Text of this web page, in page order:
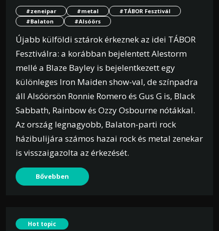
#zeneipar #metal
#TÁBOR Fesztivál
#Balaton
#Alsóörs
Újabb külföldi sztárok érkeznek az idei TÁBOR
Fesztiválra: a korábban bejelentett Alestorm
mellé a Blaze Bayley is bejelentkezett egy
különleges Iron Maiden show-val, de színpadra
áll Alsóörsön Ronnie Romero és Gus G is, Black
Sabbath, Rainbow és Ozzy Osbourne nótákkal.
Az ország legnagyobb, Balaton-parti rock
házibulijára számos hazai rock és metal zenekar
is visszaigazolta az érkezését.
Bővebben
Hot topic